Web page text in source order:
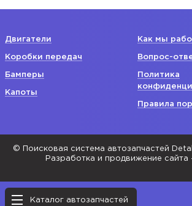
Каталог автозапчастей
Двигатели
Коробки передач
Бамперы
Капоты
Как мы
Вопрос-
Политика
Правила
© Поисковая система автозапчастей
Разработка и продвижение сайта